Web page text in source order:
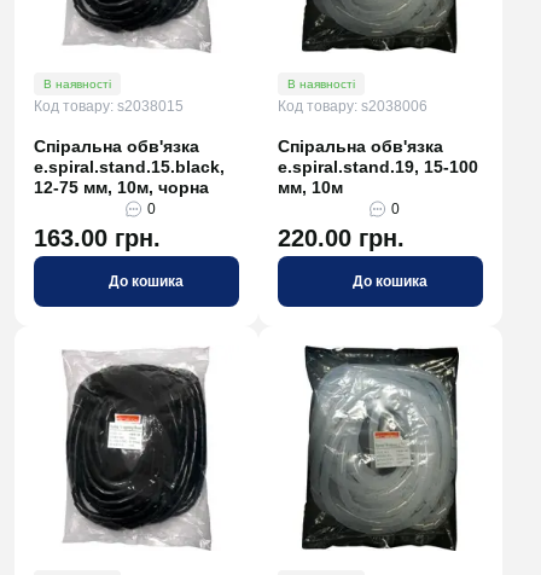
В наявності
Код товару: s2038015
Спіральна обв'язка
e.spiral.stand.15.black,
12-75 мм, 10м, чорна
0
163.00 грн.
До кошика
В наявності
Код товару: s2038006
Спіральна обв'язка
e.spiral.stand.19, 15-100
мм, 10м
0
220.00 грн.
До кошика